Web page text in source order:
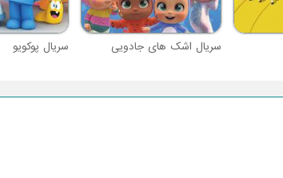
سریال اشک های جادویی سریال پوکویو